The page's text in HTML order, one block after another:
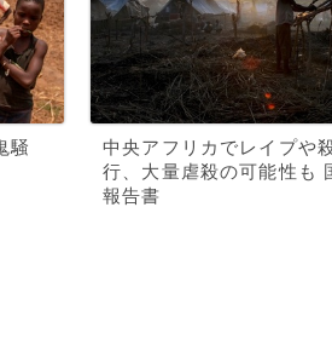
騒
中央アフリカでレイプや
行、大量虐殺の可能性も
報告書